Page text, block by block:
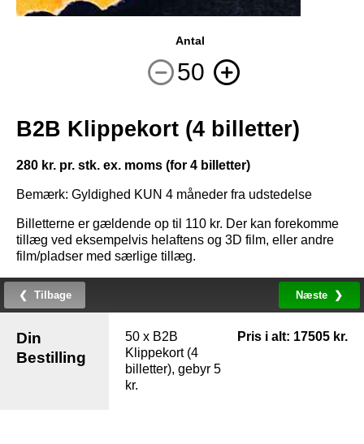
Antal
50
B2B Klippekort (4 billetter)
280 kr. pr. stk. ex. moms (for 4 billetter)
Bemærk: Gyldighed KUN 4 måneder fra udstedelse
Billetterne er gældende op til 110 kr. Der kan forekomme
tillæg ved eksempelvis helaftens og 3D film, eller andre
film/pladser med særlige tillæg.
Din
Bestilling
50 x B2B
Klippekort (4
billetter), gebyr 5
kr.
Pris i alt: 17505 kr.